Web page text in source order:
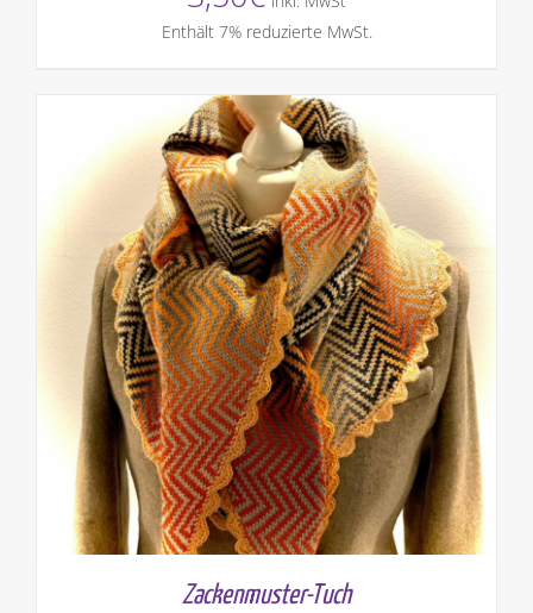
Enthält 7% reduzierte MwSt.
Zackenmuster-Tuch